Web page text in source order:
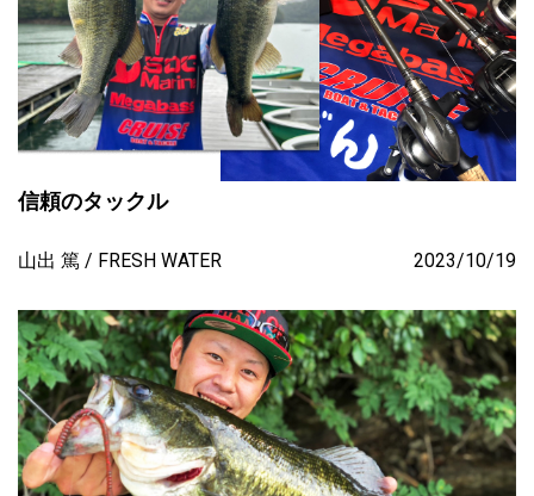
信頼のタックル
山出 篤 FRESH WATER 2023/10/19